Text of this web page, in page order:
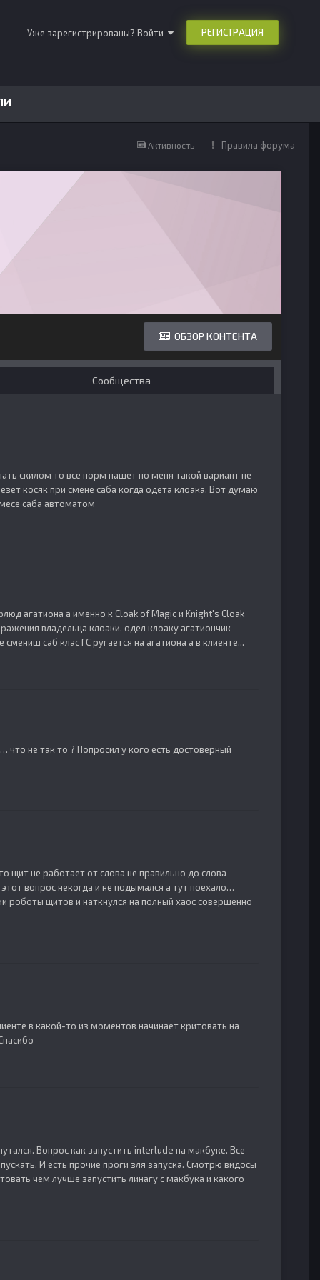
Уже зарегистрированы? Войти РЕГИСТРАЦИЯ
Активность Правила форума
ОБЗОР КОНТЕНТА
Сообщества
скилом то все норм пашет но меня такой вариант не
косяк при смене саба когда одета клоака. Вот думаю
саба автоматом
агатиона а именно к Cloak of Magic и Knight's Cloak
владельца клоаки. одел клоаку агатиончик
саб клас ГС ругается на агатиона а в клиенте...
не так то ? Попросил у кого есть достоверный
не работает от слова не правильно до слова
вопрос некогда и не подымался а тут поехало…
роботы щитов и наткнулся на полный хаос совершенно
в какой-то из моментов начинает критовать на
Вопрос как запустить interlude на макбуке. Все
И есть прочие проги зля запуска. Смотрю видосы
чем лучше запустить линагу с макбука и какого